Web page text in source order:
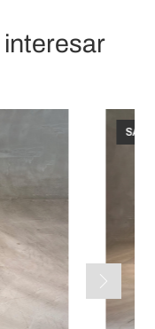
interesar